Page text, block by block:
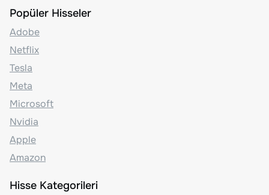
Popüler Hisseler
Adobe
Netflix
Tesla
Meta
Microsoft
Nvidia
Apple
Amazon
Hisse Kategorileri